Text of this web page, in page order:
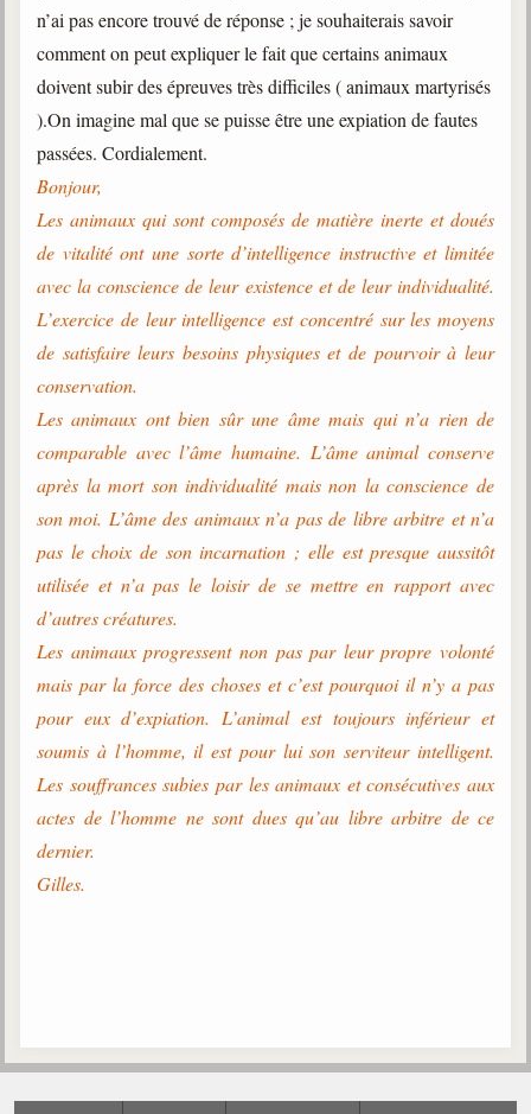
n’ai pas encore trouvé de réponse ; je souhaiterais savoir
comment on peut expliquer le fait que certains animaux
doivent subir des épreuves très difficiles ( animaux martyrisés
).On imagine mal que se puisse être une expiation de fautes
passées. Cordialement.
Bonjour,
Les animaux qui sont composés de matière inerte et doués
de vitalité ont une sorte d’intelligence instructive et limitée
avec la conscience de leur existence et de leur individualité.
L’exercice de leur intelligence est concentré sur les moyens
de satisfaire leurs besoins physiques et de pourvoir à leur
conservation.
Les animaux ont bien sûr une âme mais qui n’a rien de
comparable avec l’âme humaine. L’âme animal conserve
après la mort son individualité mais non la conscience de
son moi. L’âme des animaux n’a pas de libre arbitre et n’a
pas le choix de son incarnation ; elle est presque aussitôt
utilisée et n’a pas le loisir de se mettre en rapport avec
d’autres créatures.
Les animaux progressent non pas par leur propre volonté
mais par la force des choses et c’est pourquoi il n’y a pas
pour eux d’expiation. L’animal est toujours inférieur et
soumis à l’homme, il est pour lui son serviteur intelligent.
Les souffrances subies par les animaux et consécutives aux
actes de l’homme ne sont dues qu’au libre arbitre de ce
dernier.
Gilles.